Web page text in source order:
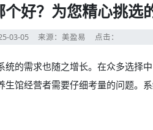
好？为您精心挑选
03-05 来源：美盈易 点击：
的需求也随之增长。在众多选择
馆经营者需要仔细考量的问题。